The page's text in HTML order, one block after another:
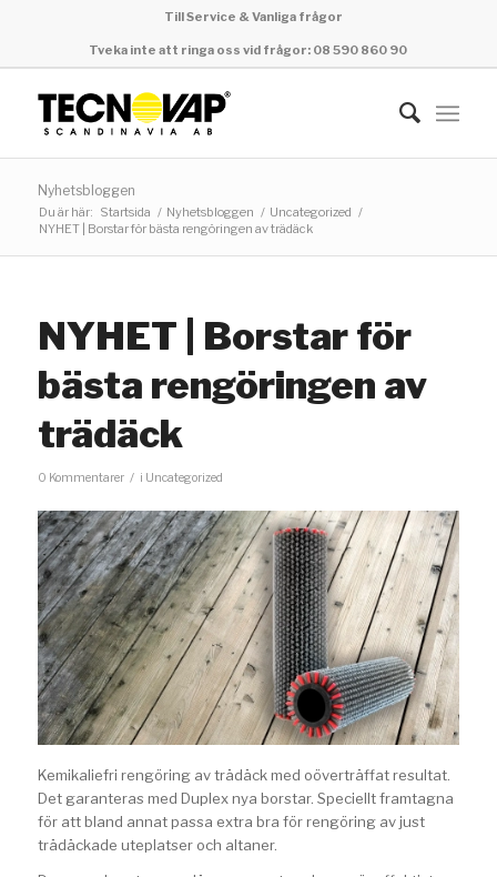
Till Service & Vanliga frågor
Tveka inte att ringa oss vid frågor: 08 590 860 90
Nyhetsbloggen
Du är här: Startsida / Nyhetsbloggen / Uncategorized /
NYHET | Borstar för bästa rengöringen av trädäck
NYHET | Borstar för
bästa rengöringen av
trädäck
0 Kommentarer / i Uncategorized
Kemikaliefri rengöring av trädäck med oöverträffat resultat.
Det garanteras med Duplex nya borstar. Speciellt framtagna
för att bland annat passa extra bra för rengöring av just
trädäckade uteplatser och altaner.